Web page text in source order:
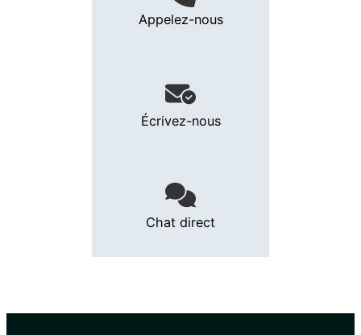
Appelez-nous
Écrivez-nous
Chat direct